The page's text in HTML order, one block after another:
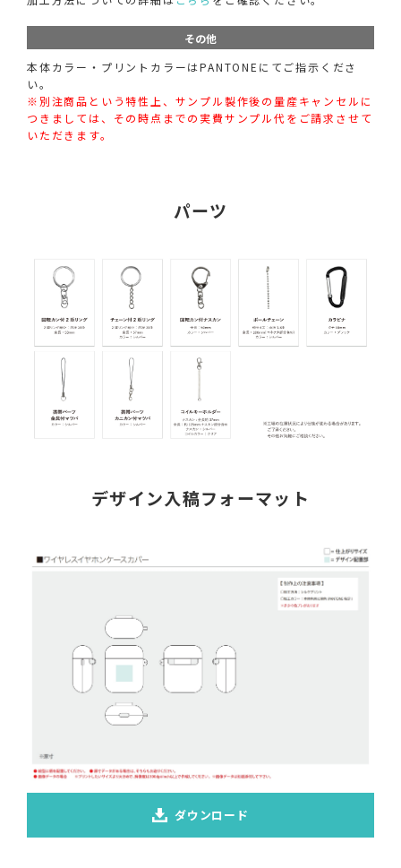
その他
本体カラー・プリントカラーはPANTONEにてご指示くださ
い。
※別注商品という特性上、サンプル製作後の量産キャンセルに
つきましては、その時点までの実費サンプル代をご請求させて
いただきます。
パーツ
デザイン入稿フォーマット
ダウンロード